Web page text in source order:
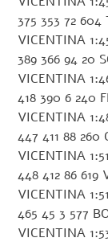
375 353 72
VICENTINA
389 366 94 20
VICENTINA
418 390 6 240
VICENTINA
447 411 88
VICENTINA
448 412 86
VICENTINA
465 45 3 577
VICENTINA